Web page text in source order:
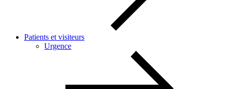
Patients et visiteurs
Urgence